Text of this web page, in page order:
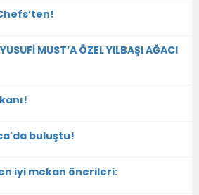
MUST’A ÖZEL YILBAŞI AĞACI
buluştu!
iyi mekan önerileri: